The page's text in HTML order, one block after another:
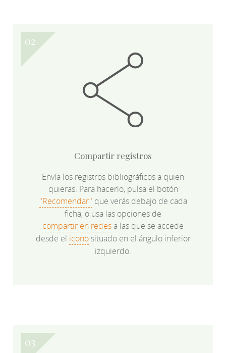
Compartir registros
Envía los registros bibliográficos a quien
quieras. Para hacerlo, pulsa el botón
"Recomendar" que verás debajo de cada
ficha, o usa las opciones de
compartir en redesa las que se accede
desde el iconosituado en el ángulo inferior
izquierdo.